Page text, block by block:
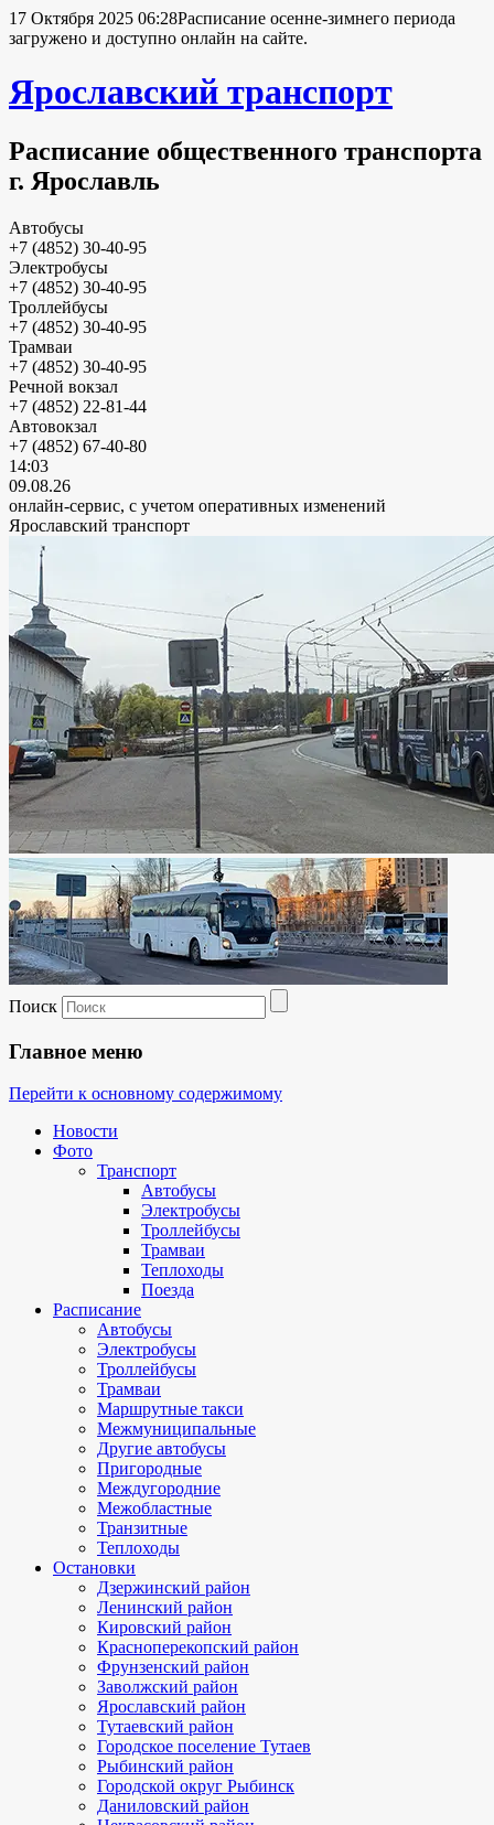
17 Октября 2025 06:28Расписание осенне-зимнего периода
загружено и доступно онлайн на сайте.
Ярославский транспорт
Расписание общественного транспорта
г. Ярославль
Автобусы
+7 (4852) 30-40-95
Электробусы
+7 (4852) 30-40-95
Троллейбусы
+7 (4852) 30-40-95
Трамваи
+7 (4852) 30-40-95
Речной вокзал
+7 (4852) 22-81-44
Автовокзал
+7 (4852) 67-40-80
14:03
09.08.26
онлайн-сервис, с учетом оперативных изменений
Ярославский транспорт
Поиск
Главное меню
Перейти к основному содержимому
Новости
Фото
Транспорт
Автобусы
Электробусы
Троллейбусы
Трамваи
Теплоходы
Поезда
Расписание
Автобусы
Электробусы
Троллейбусы
Трамваи
Маршрутные такси
Межмуниципальные
Другие автобусы
Пригородные
Междугородние
Межобластные
Транзитные
Теплоходы
Остановки
Дзержинский район
Ленинский район
Кировский район
Красноперекопский район
Фрунзенский район
Заволжский район
Ярославский район
Тутаевский район
Городское поселение Тутаев
Рыбинский район
Городской округ Рыбинск
Даниловский район